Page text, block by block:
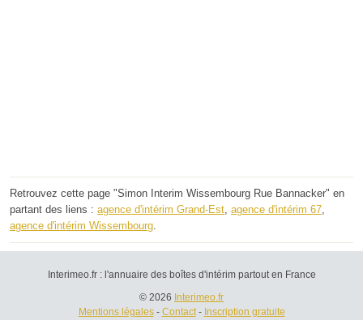
Retrouvez cette page "Simon Interim Wissembourg Rue Bannacker" en
partant des liens : agence d'intérim Grand-Est, agence d'intérim 67,
agence d'intérim Wissembourg.
Interimeo.fr : l'annuaire des boîtes d'intérim partout en France
© 2026 Interimeo.fr
Mentions légales- Contact- Inscription gratuite